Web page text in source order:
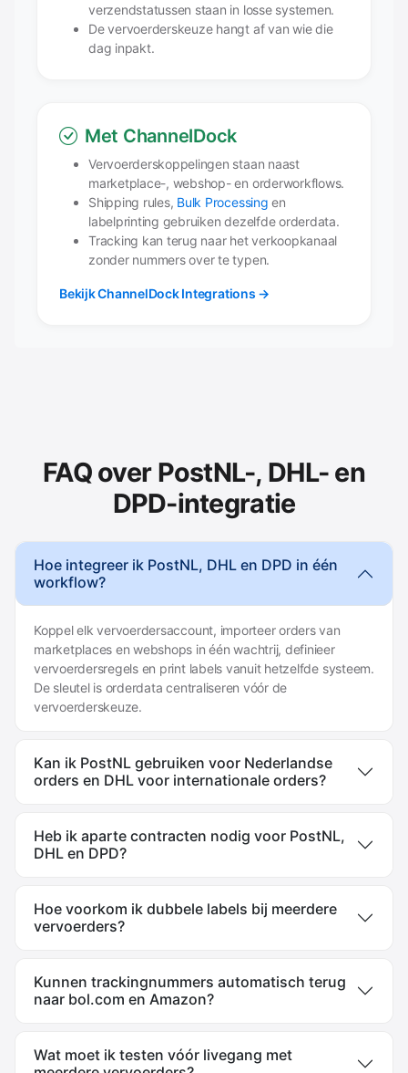
verzendstatussen staan in losse systemen.
De vervoerderskeuze hangt af van wie die
dag inpakt.
Met ChannelDock
Vervoerderskoppelingen staan naast
marketplace-, webshop- en orderworkflows.
Shipping rules, Bulk Processing en
labelprinting gebruiken dezelfde orderdata.
Tracking kan terug naar het verkoopkanaal
zonder nummers over te typen.
Bekijk ChannelDock Integrations →
FAQ over PostNL-, DHL- en
DPD-integratie
Hoe integreer ik PostNL, DHL en DPD in één
workflow?
Koppel elk vervoerdersaccount, importeer orders van
marketplaces en webshops in één wachtrij, definieer
vervoerdersregels en print labels vanuit hetzelfde systeem.
De sleutel is orderdata centraliseren vóór de
vervoerderskeuze.
Kan ik PostNL gebruiken voor Nederlandse
orders en DHL voor internationale orders?
Heb ik aparte contracten nodig voor PostNL,
DHL en DPD?
Hoe voorkom ik dubbele labels bij meerdere
vervoerders?
Kunnen trackingnummers automatisch terug
naar bol.com en Amazon?
Wat moet ik testen vóór livegang met